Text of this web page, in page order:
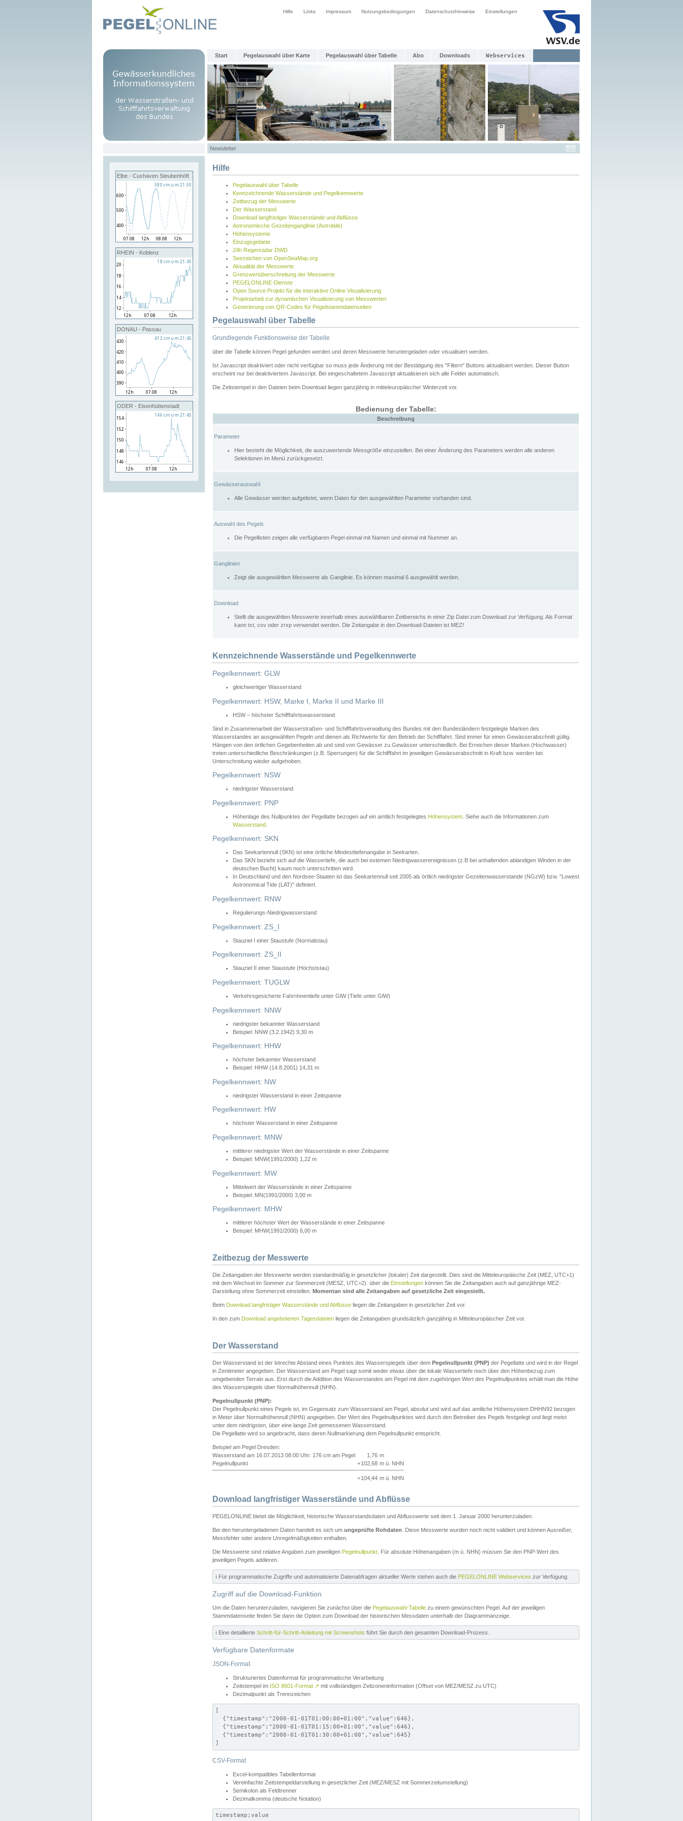
Hilfe Links Impressum Nutzungsbedingungen Datenschutzhinweise Einstellungen
Start Pegelauswahl über Karte Pegelauswahl über Tabelle Abo Downloads Webservices
Newsletter
Elbe - Cuxhaven Steubenhöft
RHEIN - Koblenz
DONAU - Passau
ODER - Eisenhüttenstadt
Hilfe
Pegelauswahl über Tabelle
Kennzeichnende Wasserstände und Pegelkennwerte
Zeitbezug der Messwerte
Der Wasserstand
Download langfristiger Wasserstände und Abflüsse
Astronomische Gezeitenganglinie (Astrotide)
Höhensysteme
Einzugsgebiete
24h Regenradar DWD
Seezeichen von OpenSeaMap.org
Aktualität der Messwerte
Grenzwertüberschreitung der Messwerte
PEGELONLINE-Dienste
Open Source Projekt für die interaktive Online Visualisierung
Projektarbeit zur dynamischen Visualisierung von Messwerten
Generierung von QR-Codes für Pegelstammdatenseiten
Pegelauswahl über Tabelle
Grundlegende Funktionsweise der Tabelle
über die Tabelle können Pegel gefunden werden und deren Messwerte heruntergeladen oder visualisiert werden.
Ist Javascript deaktiviert oder nicht verfügbar so muss jede Änderung mit der Bestätigung des "Filtern" Buttons aktualisiert werden. Dieser Button
erscheint nur bei deaktiviertem Javascript. Bei eingeschaltetem Javascript aktualisieren sich alle Felder automatisch.
Die Zeitstempel in den Dateien beim Download liegen ganzjährig in mitteleuropäischer Winterzeit vor.
Bedienung der Tabelle:
Beschreibung
Parameter
Hier besteht die Möglichkeit, die auszuwertende Messgröße einzustellen. Bei einer Änderung des Parameters werden alle anderen
Selektionen im Menü zurückgesetzt.
Gewässerauswahl
Alle Gewässer werden aufgelistet, wenn Daten für den ausgewählten Parameter vorhanden sind.
Auswahl des Pegels
Die Pegellisten zeigen alle verfügbaren Pegel einmal mit Namen und einmal mit Nummer an.
Ganglinien
Zeigt die ausgewählten Messwerte als Ganglinie. Es können maximal 6 ausgewählt werden.
Download
Stellt die ausgewählten Messwerte innerhalb eines auswählbaren Zeitbereichs in einer Zip Datei zum Download zur Verfügung. Als Format
kann txt, csv oder zrxp verwendet werden. Die Zeitangabe in den Download-Dateien ist MEZ!
Kennzeichnende Wasserstände und Pegelkennwerte
Pegelkennwert: GLW
gleichwertiger Wasserstand
Pegelkennwert: HSW, Marke I, Marke II und Marke III
HSW – höchster Schifffahrtswasserstand
Sind in Zusammenarbeit der Wasserstraßen- und Schifffahrtsverwaltung des Bundes mit den Bundesländern festgelegte Marken des
Wasserstandes an ausgewählten Pegeln und dienen als Richtwerte für den Betrieb der Schifffahrt. Sind immer für einen Gewässerabschnitt gültig.
Hängen von den örtlichen Gegebenheiten ab und sind von Gewässer zu Gewässer unterschiedlich. Bei Erreichen dieser Marken (Hochwasser)
treten unterschiedliche Beschränkungen (z.B. Sperrungen) für die Schifffahrt im jeweiligen Gewässerabschnitt in Kraft bzw. werden bei
Unterschreitung wieder aufgehoben.
Pegelkennwert: NSW
niedrigster Wasserstand
Pegelkennwert: PNP
Höhenlage des Nullpunktes der Pegellatte bezogen auf ein amtlich festgelegtes Höhensystem . Siehe auch die Informationen zum
Wasserstand
Pegelkennwert: SKN
Das Seekartennull (SKN) ist eine örtliche Mindesttiefenangabe in Seekarten.
Das SKN bezieht sich auf die Wassertiefe, die auch bei extemen Niedrigwasserereignissen (z.B bei anhaltenden ablandigen Winden in der
deutschen Bucht) kaum noch unterschritten wird.
In Deutschland und den Nordsee-Staaten ist das Seekartennull seit 2005 als örtlich niedrigster Gezeitenwasserstande (NGzW) bzw. "Lowest
Astronomical Tide (LAT)" definiert.
Pegelkennwert: RNW
Regulierungs-Niedrigwasserstand
Pegelkennwert: ZS_I
Stauziel I einer Staustufe (Normalstau)
Pegelkennwert: ZS_II
Stauziel II einer Staustufe (Höchststau)
Pegelkennwert: TUGLW
Verkehrsgesicherte Fahrrinnentiefe unter GlW (Tiefe unter GlW)
Pegelkennwert: NNW
niedrigster bekannter Wasserstand
Beispiel: NNW (3.2.1942) 9,30 m
Pegelkennwert: HHW
höchster bekannter Wasserstand
Beispiel: HHW (14.8.2001) 14,31 m
Pegelkennwert: NW
niedrigster Wasserstand in einer Zeitspanne
Pegelkennwert: HW
höchster Wasserstand in einer Zeitspanne
Pegelkennwert: MNW
mittlerer niedrigster Wert der Wasserstände in einer Zeitspanne
Beispiel: MNW(1991/2000) 1,22 m
Pegelkennwert: MW
Mittelwert der Wasserstände in einer Zeitspanne
Beispiel: MN(1991/2000) 3,00 m
Pegelkennwert: MHW
mittlerer höchster Wert der Wasserstände in einer Zeitspanne
Beispiel: MHW(1991/2000) 6,00 m
Zeitbezug der Messwerte
Die Zeitangaben der Messwerte werden standardmäßig in gesetzlicher (lokaler) Zeit dargestellt. Dies sind die Mitteleuropäische Zeit (MEZ, UTC+1)
mit dem Wechsel im Sommer zur Sommerzeit (MESZ, UTC+2). über die Einstellungen können Sie die Zeitangaben auch auf ganzjährige MEZ-
Darstellung ohne Sommerzeit einstellen. Momentan sind alle Zeitangaben auf gesetzliche Zeit eingestellt.
Beim Download langfristiger Wasserstände und Abflüsse liegen die Zeitangaben in gesetzlicher Zeit vor.
In den zum Download angebotenen Tagesdateien liegen die Zeitangaben grundsätzlich ganzjährig in Mitteleuropäischer Zeit vor.
Der Wasserstand
Der Wasserstand ist der lotrechte Abstand eines Punktes des Wasserspiegels über dem Pegelnullpunkt (PNP) der Pegellatte und wird in der Regel
in Zentimeter angegeben. Der Wasserstand am Pegel sagt somit weder etwas über die lokale Wassertiefe noch über den Höhenbezug zum
umgebenden Terrain aus. Erst durch die Addition des Wasserstandes am Pegel mit dem zugehörigen Wert des Pegelnullpunktes erhält man die Höhe
des Wasserspiegels über Normalhöhennull (NHN).
Pegelnullpunkt (PNP):
Der Pegelnullpunkt eines Pegels ist, im Gegensatz zum Wasserstand am Pegel, absolut und wird auf das amtliche Höhensystem DHHN92 bezogen
in Meter über Normalhöhennull (NHN) angegeben. Der Wert des Pegelnullpunktes wird durch den Betreiber des Pegels festgelegt und liegt meist
unter dem niedrigsten, über eine lange Zeit gemessenen Wasserstand.
Die Pegellatte wird so angebracht, dass deren Nullmarkierung dem Pegelnullpunkt entspricht.
Beispiel am Pegel Dresden:
Wasserstand am 16.07.2013 08:00 Uhr: 176 cm am Pegel
1,76 m
Pegelnullpunkt
+102,68 m ü. NHN
=104,44 m ü. NHN
Download langfristiger Wasserstände und Abflüsse
PEGELONLINE bietet die Möglichkeit, historische Wasserstandsdaten und Abflusswerte seit dem 1. Januar 2000 herunterzuladen.
Bei den heruntergeladenen Daten handelt es sich um ungeprüfte Rohdaten . Diese Messwerte wurden noch nicht validiert und können Ausreißer,
Messfehler oder andere Unregelmäßigkeiten enthalten.
Die Messwerte sind relative Angaben zum jeweiligen Pegelnullpunkt . Für absolute Höhenangaben (m ü. NHN) müssen Sie den PNP-Wert des
jeweiligen Pegels addieren.
ℹ️ Für programmatische Zugriffe und automatisierte Datenabfragen aktueller Werte stehen auch die PEGELONLINE Webservices zur Verfügung.
Zugriff auf die Download-Funktion
Um die Daten herunterzuladen, navigieren Sie zunächst über die Pegelauswahl-Tabelle zu einem gewünschten Pegel. Auf der jeweiligen
Stammdatenseite finden Sie dann die Option zum Download der historischen Messdaten unterhalb der Diagrammanzeige.
ℹ️ Eine detaillierte Schritt-für-Schritt-Anleitung mit Screenshots führt Sie durch den gesamten Download-Prozess.
Verfügbare Datenformate
JSON-Format
Strukturiertes Datenformat für programmatische Verarbeitung
Zeitstempel im ISO 8601-Format ↗ mit vollständigen Zeitzoneninformation (Offset von MEZ/MESZ zu UTC)
Dezimalpunkt als Trennzeichen
[
  {"timestamp":"2000-01-01T01:00:00+01:00","value":646},
  {"timestamp":"2000-01-01T01:15:00+01:00","value":646},
  {"timestamp":"2000-01-01T01:30:00+01:00","value":645}
]
CSV-Format
Excel-kompatibles Tabellenformat
Vereinfachte Zeitstempeldarstellung in gesetzlicher Zeit (MEZ/MESZ mit Sommerzeitumstellung)
Semikolon als Feldtrenner
Dezimalkomma (deutsche Notation)
timestamp;value